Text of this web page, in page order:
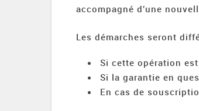
accompagné d’une
Les démarches seront
Si cette opération
Si la garantie en
En cas de